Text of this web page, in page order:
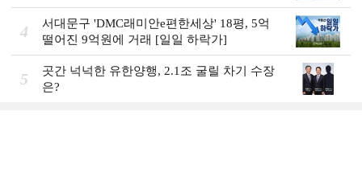
4
서대문구 'DMC래미안e편한세상' 18평, 5억
떨어진 9억원에 거래 [일일 하락가]
5
곳간 넉넉한 유한양행, 2.1조 굴릴 차기 수장
은?